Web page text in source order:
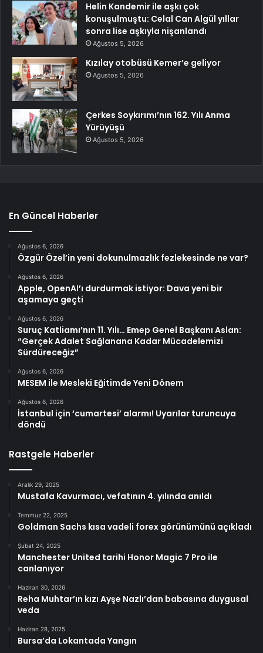
Helin Kandemir ile aşkı çok
konuşulmuştu: Celal Can Algül yıllar
sonra lise aşkıyla nişanlandı
Ağustos 5, 2026
Kızılay otobüsü Kemer’e geliyor
Ağustos 5, 2026
Çerkes Soykırımı’nın 162. Yılı Anma
Yürüyüşü
Ağustos 5, 2026
En Güncel Haberler
Ağustos 6, 2026
Özgür Özel’in yeni dokunulmazlık fezlekesinde ne var?
Ağustos 6, 2026
Apple, OpenAI’ı durdurmak istiyor: Dava yeni bir
aşamaya geçti
Ağustos 6, 2026
Suruç Katliamı’nın 11. Yılı… Emep Genel Başkanı Aslan:
“Gerçek Adalet Sağlanana Kadar Mücadelemizi
Sürdüreceğiz”
Ağustos 6, 2026
MESEM ile Mesleki Eğitimde Yeni Dönem
Ağustos 6, 2026
İstanbul için ‘cumartesi’ alarmı! Uyarılar turuncuya
döndü
Rastgele Haberler
Aralık 29, 2025
Mustafa Kavurmacı, vefatının 4. yılında anıldı
Temmuz 22, 2025
Goldman Sachs kısa vadeli forex görünümünü açıkladı
Şubat 24, 2025
Manchester United tarihi Honor Magic 7 Pro ile
canlanıyor
Haziran 30, 2026
Reha Muhtar’ın kızı Ayşe Nazlı’dan babasına duygusal
veda
Haziran 28, 2025
Bursa’da Lokantada Yangın